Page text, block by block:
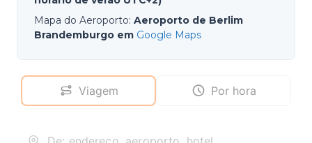
Mapa do Aeroporto: Aeroporto de Berlim
Brandemburgo em Google Maps